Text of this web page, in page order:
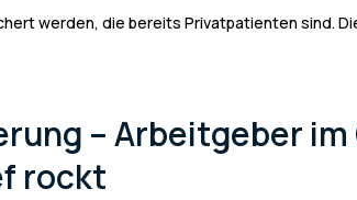
werden, die bereits Privatpatienten sind.
– Arbeitgeber
rockt